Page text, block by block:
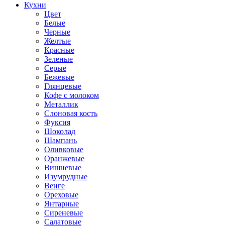
Кухни
Цвет
Белые
Черные
Желтые
Красные
Зеленые
Серые
Бежевые
Глянцевые
Кофе с молоком
Металлик
Слоновая кость
Фуксия
Шоколад
Шампань
Оливковые
Оранжевые
Вишневые
Изумрудные
Венге
Ореховые
Янтарные
Сиреневые
Салатовые